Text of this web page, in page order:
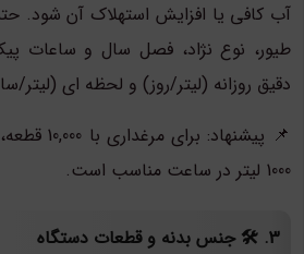
آب کافی یا افزایش استهلاک آن شود.
طیور، نوع نژاد، فصل سال و ساعات
دقیق روزانه (لیتر/روز) و لحظه ای (لیتر/
📌
1000 لیتر در ساعت مناسب است.
3. 🛠️ جنس بدنه و قطعات دستگاه